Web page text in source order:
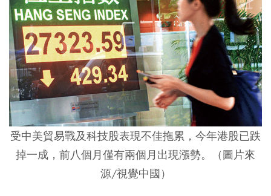
受中美貿易戰及科技股表現不佳拖累，今年港股已跌
掉一成，前八個月僅有兩個月出現漲勢。（圖片來
源/視覺中國）